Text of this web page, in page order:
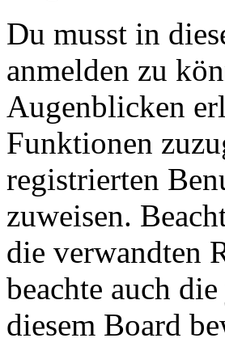
Du musst in
anmelden zu
Augenblicken
Funktionen
registrierten
zuweisen.
die verwandten
beachte auch
diesem Board